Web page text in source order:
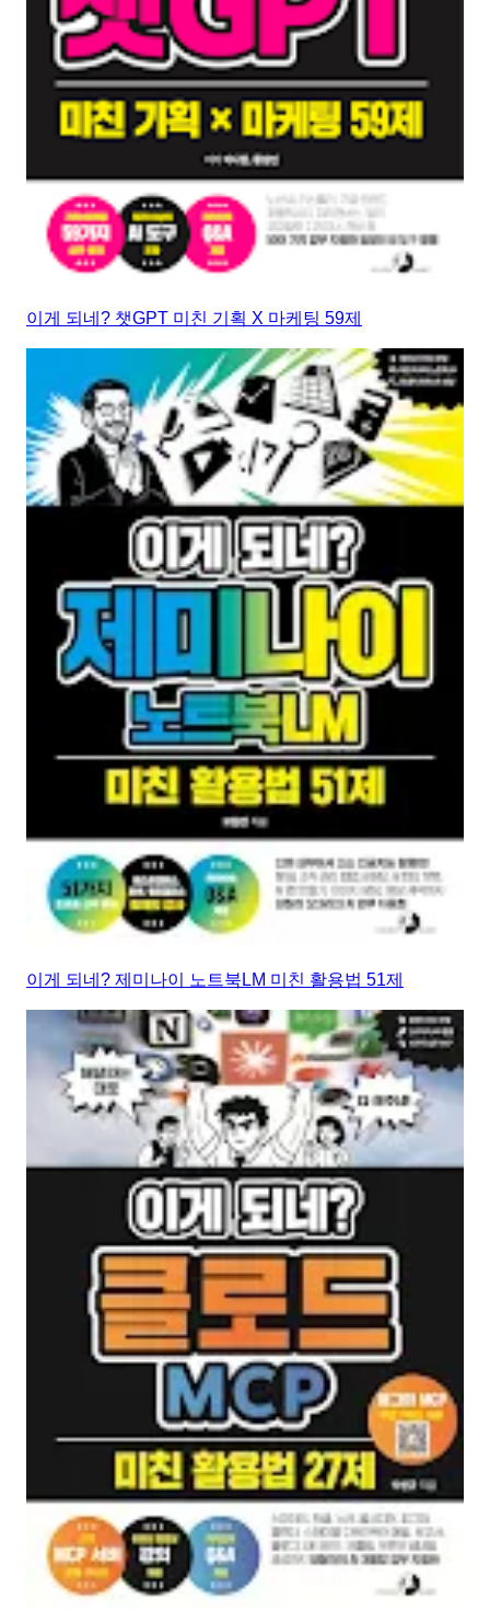
이게 되네? 챗GPT 미친 기획 X 마케팅 59제
이게 되네? 제미나이 노트북LM 미친 활용법 51제